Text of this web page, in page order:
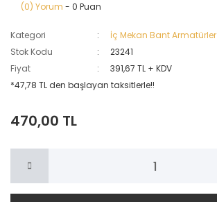
(0) Yorum - 0 Puan
Kategori
İç Mekan Bant Armatürler
Stok Kodu
23241
Fiyat
391,67 TL + KDV
*47,78 TL den başlayan taksitlerle!!
470,00 TL